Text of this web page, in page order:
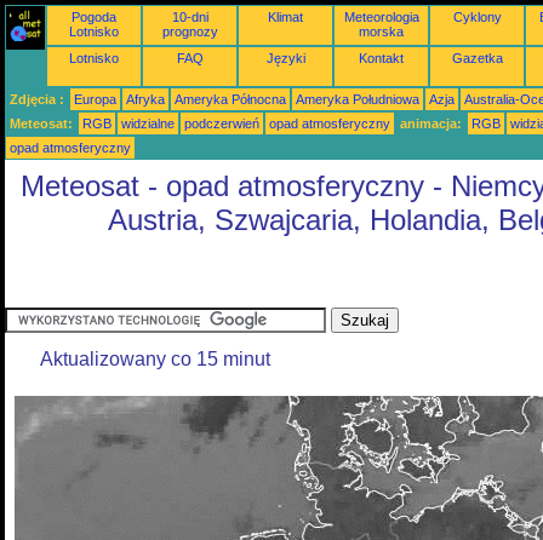
Pogoda
Lotnisko
10-dni
prognozy
Klimat
Meteorologia
morska
Cyklony
Lotnisko FAQ Języki Kontakt Gazetka
Zdjęcia : Europa Afryka Ameryka Północna Ameryka Południowa Azja
Australia-
Meteosat:
RGB widzialne podczerwień opad atmosferyczny animacja: RGB
opad atmosferyczny
Meteosat - opad atmosferyczny -
Austria, Szwajcaria, Holandia,
Aktualizowany co 15 minut